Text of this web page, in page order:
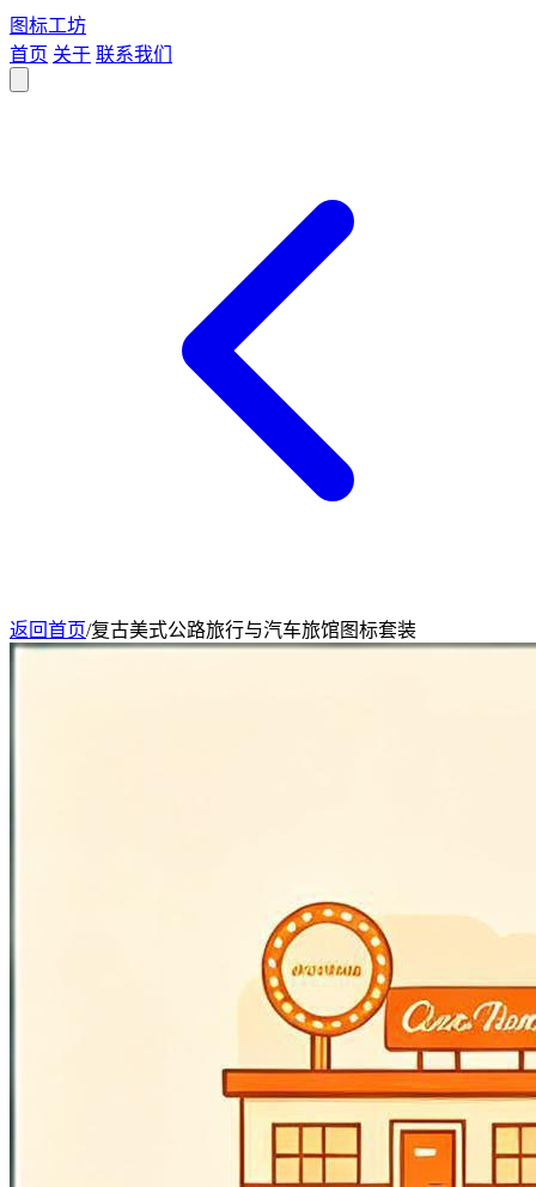
图标工坊
首页 关于 联系我们
返回首页/复古美式公路旅行与汽车旅馆图标套装